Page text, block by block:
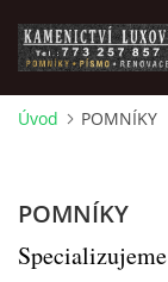
POMNÍKY
Úvod POMNÍKY
POMNÍKY